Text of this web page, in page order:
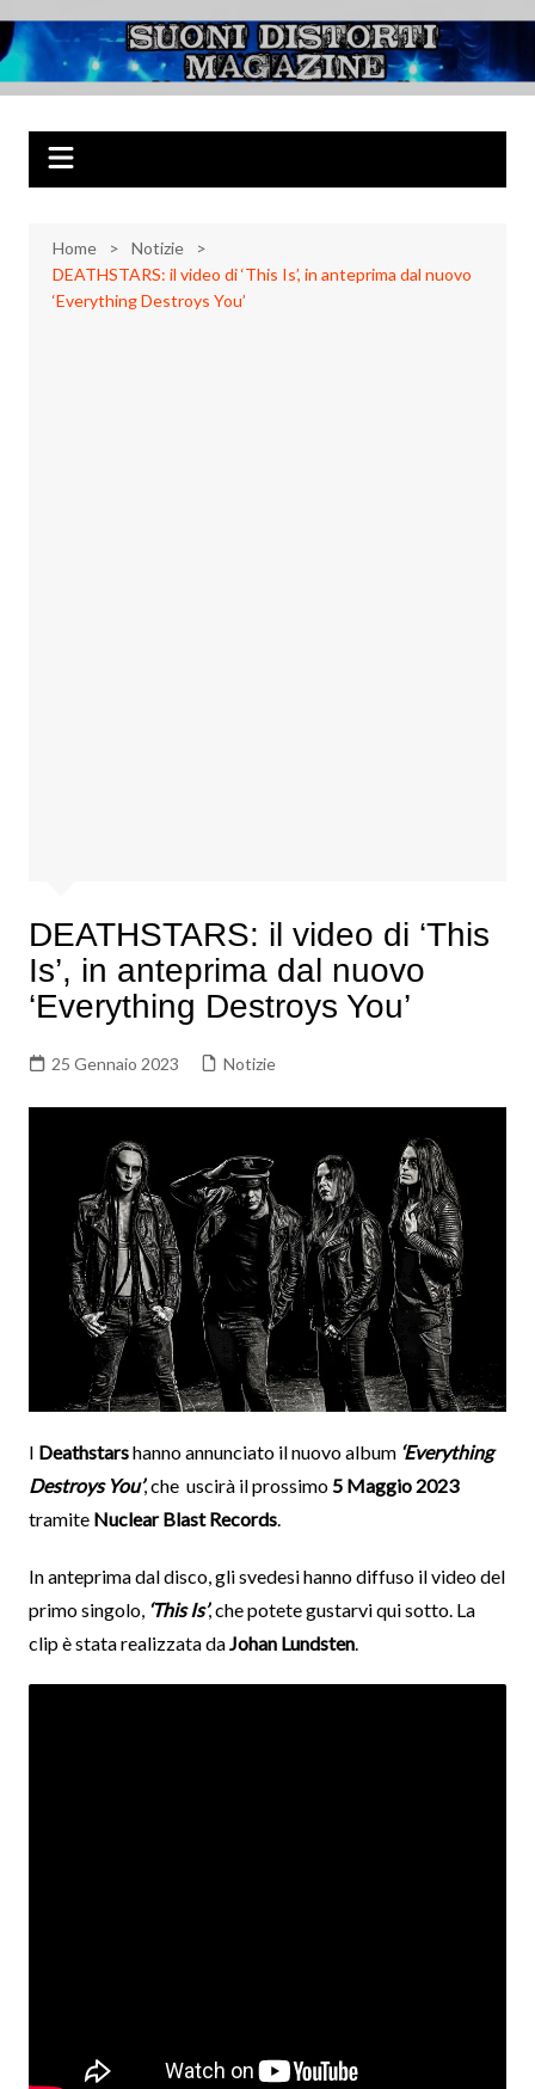
al
contenuto
Suoni Distorti
Magazine
Musica Rock, Metal, Punk e varie sonorità alternative
Home
Notizie
DEATHSTARS: il video di ‘This Is’, in anteprima dal nuovo
‘Everything Destroys You’
DEATHSTARS: il video di ‘This
Is’, in anteprima dal nuovo
‘Everything Destroys You’
25 Gennaio 2023 Notizie
I Deathstarshanno annunciato il nuovo album ‘Everything
Destroys You’, che uscirà il prossimo5 Maggio 2023
tramite Nuclear Blast Records.
In anteprima dal disco, gli svedesi hanno diffuso il video del
primo singolo, ‘This Is’, che potete gustarvi qui sotto. La
clip è stata realizzata daJohan Lundsten.